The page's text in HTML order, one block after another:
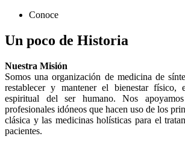
Conoce
Un poco de Historia
Nuestra Misión
Somos una organización de medicina de
restablecer y mantener el bienestar físico,
espiritual del ser humano. Nos
profesionales idóneos que hacen uso de los
clásica y las medicinas holísticas para el
pacientes.